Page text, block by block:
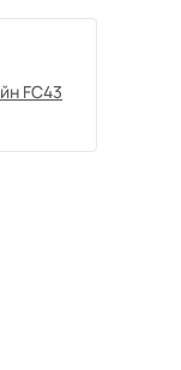
FC43